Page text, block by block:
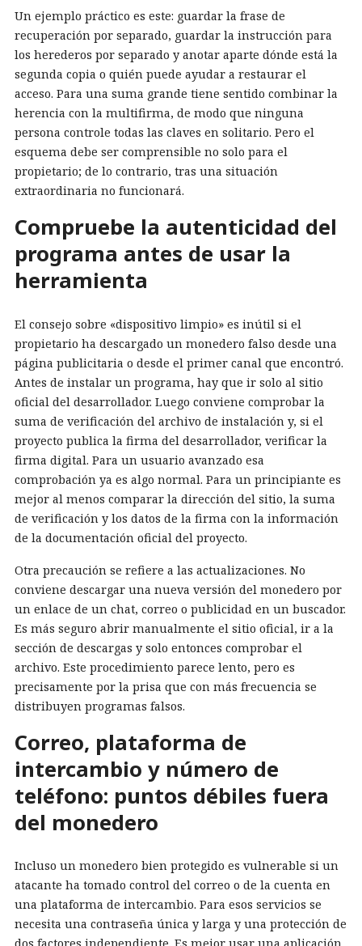
Un ejemplo práctico es este: guardar la frase de
recuperación por separado, guardar la instrucción para
los herederos por separado y anotar aparte dónde está la
segunda copia o quién puede ayudar a restaurar el
acceso. Para una suma grande tiene sentido combinar la
herencia con la multifirma, de modo que ninguna
persona controle todas las claves en solitario. Pero el
esquema debe ser comprensible no solo para el
propietario; de lo contrario, tras una situación
extraordinaria no funcionará.
Compruebe la autenticidad del
programa antes de usar la
herramienta
El consejo sobre «dispositivo limpio» es inútil si el
propietario ha descargado un monedero falso desde una
página publicitaria o desde el primer canal que encontró.
Antes de instalar un programa, hay que ir solo al sitio
oficial del desarrollador. Luego conviene comprobar la
suma de verificación del archivo de instalación y, si el
proyecto publica la firma del desarrollador, verificar la
firma digital. Para un usuario avanzado esa
comprobación ya es algo normal. Para un principiante es
mejor al menos comparar la dirección del sitio, la suma
de verificación y los datos de la firma con la información
de la documentación oficial del proyecto.
Otra precaución se refiere a las actualizaciones. No
conviene descargar una nueva versión del monedero por
un enlace de un chat, correo o publicidad en un buscador.
Es más seguro abrir manualmente el sitio oficial, ir a la
sección de descargas y solo entonces comprobar el
archivo. Este procedimiento parece lento, pero es
precisamente por la prisa que con más frecuencia se
distribuyen programas falsos.
Correo, plataforma de
intercambio y número de
teléfono: puntos débiles fuera
del monedero
Incluso un monedero bien protegido es vulnerable si un
atacante ha tomado control del correo o de la cuenta en
una plataforma de intercambio. Para esos servicios se
necesita una contraseña única y larga y una protección de